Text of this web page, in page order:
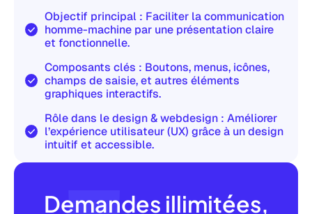
Objectif principal : Faciliter la communication
homme-machine par une présentation claire
et fonctionnelle.
Composants clés : Boutons, menus, icônes,
champs de saisie, et autres éléments
graphiques interactifs.
Rôle dans le design & webdesign : Améliorer
l’expérience utilisateur (UX) grâce à un design
intuitif et accessible.
Demandes illimitées,